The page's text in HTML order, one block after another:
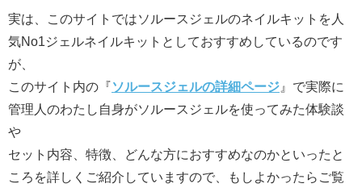
実は、このサイトではソルースジェルのネイルキットを人
気No1ジェルネイルキットとしておすすめしているのです
が、
このサイト内の『ソルースジェルの詳細ページ 』で実際に
管理人のわたし自身がソルースジェルを使ってみた体験談
や
セット内容、特徴、どんな方におすすめなのかといったと
ころを詳しくご紹介していますので、もしよかったらご覧